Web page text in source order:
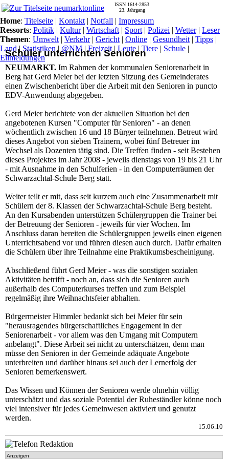
Schüler unterrichten Senioren
NEUMARKT. Im Rahmen der kommunalen Seniorenarbeit in
Berg hat Gerd Meier bei der letzten Sitzung des Gemeinderates
einen Zwischenbericht über die Arbeit mit den Senioren in puncto
EDV-Anwendung abgegeben.
Gerd Meier berichtete von der aktuellen Situation bei den
angebotenen Kursen "Computer für Senioren" - an denen
wöchentlich zwischen 16 und 18 Bürger teilnehmen. Betreut wird
dieses Angebot von sieben Trainern, wobei fünf Betreuer im
Wechsel als Dozenten tätig sind. Die Treffen finden - seit Bestehen
dieses Projektes im Jahr 2008 - jeweils dienstags von 19 bis 21 Uhr
- mit Ausnahme in den Schulferien - in den Computerräumen der
Schwarzachtal-Schule Berg statt.
Weiter teilt er mit, dass seit kurzem auch eine Zusammenarbeit mit
Schülern der 8. Klassen der Schwarzachtal-Schule Berg besteht.
An den Kursabenden unterstützen Schülergruppen die Trainer bei
der Betreuung der Senioren - jeweils für vier Wochen. Im
Anschluss daran bereiten die Schülergruppen jeweils einen eigenen
Unterrichtsabend vor und führen diesen auch durch. Dafür erhalten
die Schülern über ihre Teilnahme eine Praktikumsbescheinigung.
Abschließend führt Gerd Meier - was die sonstigen sozialen
Aktivitäten betrifft - noch an, dass sich die Senioren auch
außerhalb des Computerkurses treffen und zum Beispiel
regelmäßig ihre Weihnachtsfeier abhalten.
Bürgermeister Himmler bedankt sich bei Meier für sein
"herausragendes bürgerschaftliches Engagement in der
Seniorenarbeit - vor allem was den Umgang mit Computern
anbelangt". Diese Arbeit sei nicht zu unterschätzen, denn man
müsse den Senioren in der Gemeinde adäquate Angebote
unterbreiten und darüber hinaus sei auch der Lernerfolg der
Senioren bemerkenswert.
Das Wissen und Können der Senioren werde ohnehin völlig
unterschätzt und das soziale Potential der Ruheständler könne noch
viel intensiver für jedes Gemeinwesen aktiviert und genutzt
werden.
15.06.10
Anzeigen
ISSN 1614-2853
23. Jahrgang
Home: Titelseite | Kontakt | Notfall | Impressum
Ressorts: Politik | Kultur| Wirtschaft | Sport | Polizei | Wetter| Leser
Themen: Umwelt | Verkehr| Gericht | Online | Gesundheit | Tipps |
Land| Statistiken | @NM |Freizeit | Leute | Tiere | Schule |
Eilmeldungen